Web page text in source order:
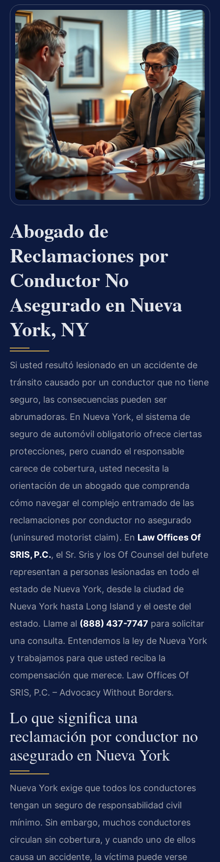
Abogado de
Reclamaciones por
Conductor No
Asegurado en Nueva
York, NY
Si usted resultó lesionado en un accidente de
tránsito causado por un conductor que no tiene
seguro, las consecuencias pueden ser
abrumadoras. En Nueva York, el sistema de
seguro de automóvil obligatorio ofrece ciertas
protecciones, pero cuando el responsable
carece de cobertura, usted necesita la
orientación de un abogado que comprenda
cómo navegar el complejo entramado de las
reclamaciones por conductor no asegurado
(uninsured motorist claim). En Law Offices Of
SRIS, P.C., el Sr. Sris y los Of Counsel del bufete
representan a personas lesionadas en todo el
estado de Nueva York, desde la ciudad de
Nueva York hasta Long Island y el oeste del
estado. Llame al (888) 437-7747 para solicitar
una consulta. Entendemos la ley de Nueva York
y trabajamos para que usted reciba la
compensación que merece. Law Offices Of
SRIS, P.C. – Advocacy Without Borders.
Lo que significa una
reclamación por conductor no
asegurado en Nueva York
Nueva York exige que todos los conductores
tengan un seguro de responsabilidad civil
mínimo. Sin embargo, muchos conductores
circulan sin cobertura, y cuando uno de ellos
causa un accidente, la víctima puede verse